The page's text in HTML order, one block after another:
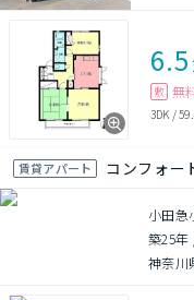
6.5
敷 無
3DK /
賃貸アパート コンフォー
小田急
築25年
神奈川